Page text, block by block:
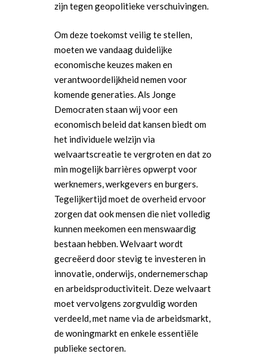
zijn tegen geopolitieke verschuivingen.
Om deze toekomst veilig te stellen,
moeten we vandaag duidelijke
economische keuzes maken en
verantwoordelijkheid nemen voor
komende generaties. Als Jonge
Democraten staan wij voor een
economisch beleid dat kansen biedt om
het individuele welzijn via
welvaartscreatie te vergroten en dat zo
min mogelijk barrières opwerpt voor
werknemers, werkgevers en burgers.
Tegelijkertijd moet de overheid ervoor
zorgen dat ook mensen die niet volledig
kunnen meekomen een menswaardig
bestaan hebben. Welvaart wordt
gecreëerd door stevig te investeren in
innovatie, onderwijs, ondernemerschap
en arbeidsproductiviteit. Deze welvaart
moet vervolgens zorgvuldig worden
verdeeld, met name via de arbeidsmarkt,
de woningmarkt en enkele essentiële
publieke sectoren.